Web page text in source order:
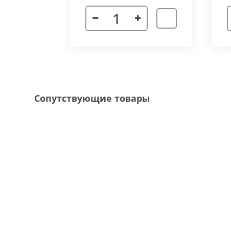
Декоративная рамка выполнена из
напольного покрытия и короба конвектора,
соединения 70 градусов.
большей длины, конвектор собирается из
Сопутствующие товары